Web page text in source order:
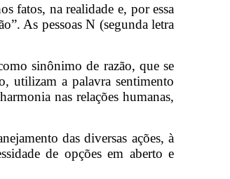
fatos, na realidade e, por essa
As pessoas N (segunda letra
sinônimo de razão, que se
utilizam a palavra sentimento
nas relações humanas,
das diversas ações, à
de opções em aberto e